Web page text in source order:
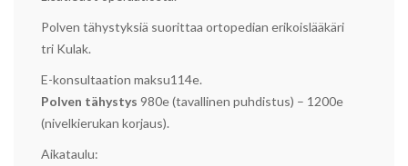
Polven tähystyksiä suorittaa ortopedian erikoislääkäri
tri Kulak.
E-konsultaation maksu114e.
Polven tähystys 980e (tavallinen puhdistus) – 1200e
(nivelkierukan korjaus).
Aikataulu: